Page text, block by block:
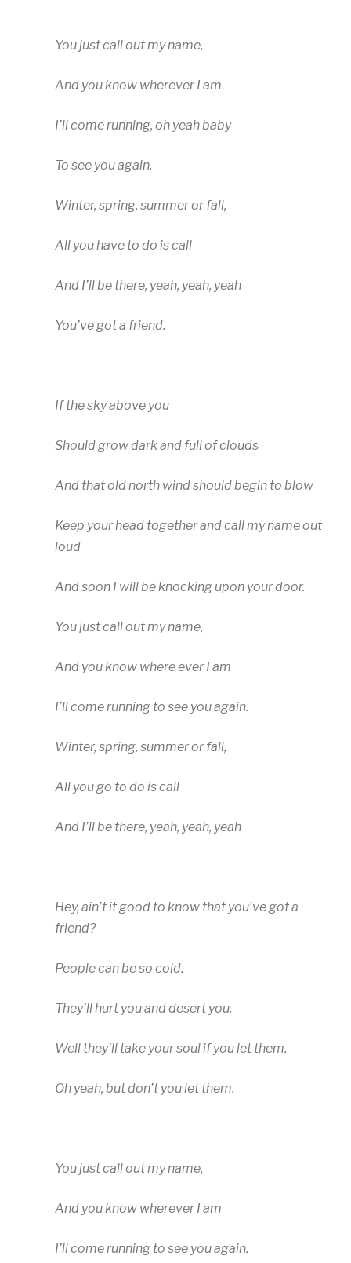
You just call out my name,
And you know wherever I am
I’ll come running, oh yeah baby
To see you again.
Winter, spring, summer or fall,
All you have to do is call
And I’ll be there, yeah, yeah, yeah
You’ve got a friend.
If the sky above you
Should grow dark and full of clouds
And that old north wind should begin to blow
Keep your head together and call my name out
loud
And soon I will be knocking upon your door.
You just call out my name,
And you know where ever I am
I’ll come running to see you again.
Winter, spring, summer or fall,
All you go to do is call
And I’ll be there, yeah, yeah, yeah
Hey, ain’t it good to know that you’ve got a
friend?
People can be so cold.
They’ll hurt you and desert you.
Well they’ll take your soul if you let them.
Oh yeah, but don’t you let them.
You just call out my name,
And you know wherever I am
I’ll come running to see you again.